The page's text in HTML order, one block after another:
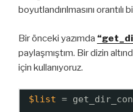
boyutlandırılmasını
Bir önceki yazımda
paylaşmıştım. Bir dizin
için kullanıyoruz.
$list =